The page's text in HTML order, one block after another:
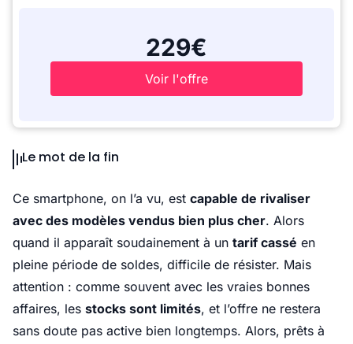
229€
Voir l'offre
Le mot de la fin
Ce smartphone, on l’a vu, est capable de rivaliser
avec des modèles vendus bien plus cher. Alors
quand il apparaît soudainement à un tarif cassé en
pleine période de soldes, difficile de résister. Mais
attention : comme souvent avec les vraies bonnes
affaires, les stocks sont limités, et l’offre ne restera
sans doute pas active bien longtemps. Alors, prêts à